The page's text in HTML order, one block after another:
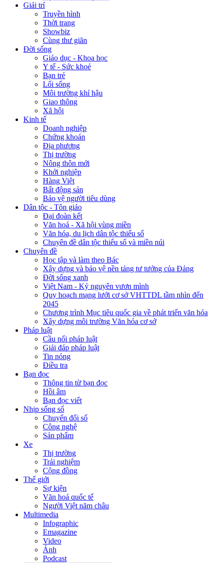
Giải trí
Truyền hình
Thời trang
Showbiz
Cùng thư giãn
Đời sống
Giáo dục - Khoa học
Y tế - Sức khoẻ
Bạn trẻ
Lối sống
Môi trường khí hậu
Giao thông
Xã hội
Kinh tế
Doanh nghiệp
Chứng khoán
Địa phương
Thị trường
Nông thôn mới
Khởi nghiệp
Hàng Việt
Bất động sản
Bảo vệ người tiêu dùng
Dân tộc - Tôn giáo
Đại đoàn kết
Văn hoá - Xã hội vùng miền
Văn hóa, du lịch dân tộc thiểu số
Chuyên đề dân tộc thiểu số và miền núi
Chuyên đề
Học tập và làm theo Bác
Xây dựng và bảo vệ nền tảng tư tưởng của Đảng
Đời sống xanh
Việt Nam - Kỷ nguyên vươn mình
Quy hoạch mạng lưới cơ sở VHTTDL tầm nhìn đến
2045
Chương trình Mục tiêu quốc gia về phát triển văn hóa
Xây dựng môi trường Văn hóa cơ sở
Pháp luật
Cầu nối pháp luật
Giải đáp pháp luật
Tin nóng
Điều tra
Bạn đọc
Thông tin từ bạn đọc
Hồi âm
Bạn đọc viết
Nhịp sống số
Chuyển đổi số
Công nghệ
Sản phẩm
Xe
Thị trường
Trải nghiệm
Cộng đồng
Thế giới
Sự kiện
Văn hoá quốc tế
Người Việt năm châu
Multimedia
Infographic
Emagazine
Video
Ảnh
Podcast